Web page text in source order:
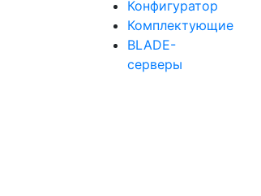
Конфигуратор
Комплектующие
BLADE-
серверы